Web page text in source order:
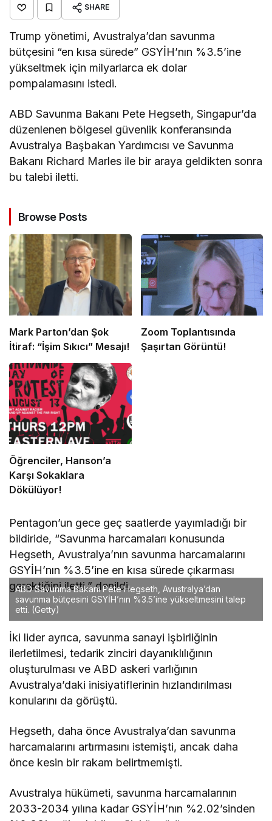
SHARE
Trump yönetimi, Avustralya’dan savunma
bütçesini “en kısa sürede” GSYİH’nın %3.5’ine
yükseltmek için milyarlarca ek dolar
pompalamasını istedi.
ABD Savunma Bakanı Pete Hegseth, Singapur’da
düzenlenen bölgesel güvenlik konferansında
Avustralya Başbakan Yardımcısı ve Savunma
Bakanı Richard Marles ile bir araya geldikten sonra
bu talebi iletti.
Browse Posts
Mark Parton’dan Şok
İtiraf: “İşim Sıkıcı” Mesajı!
Zoom Toplantısında
Şaşırtan Görüntü!
Öğrenciler, Hanson’a
Karşı Sokaklara
Dökülüyor!
Pentagon’un gece geç saatlerde yayımladığı bir
bildiride, “Savunma harcamaları konusunda
Hegseth, Avustralya’nın savunma harcamalarını
GSYİH’nın %3.5’ine en kısa sürede çıkarması
gerektiğini iletti,” denildi.
ABD Savunma Bakanı Pete Hegseth, Avustralya’dan
savunma bütçesini GSYİH’nın %3.5’ine yükseltmesini talep
etti. (Getty)
İki lider ayrıca, savunma sanayi işbirliğinin
ilerletilmesi, tedarik zinciri dayanıklılığının
oluşturulması ve ABD askeri varlığının
Avustralya’daki inisiyatiflerinin hızlandırılması
konularını da görüştü.
Hegseth, daha önce Avustralya’dan savunma
harcamalarını artırmasını istemişti, ancak daha
önce kesin bir rakam belirtmemişti.
Avustralya hükümeti, savunma harcamalarının
2033-2034 yılına kadar GSYİH’nın %2.02’sinden